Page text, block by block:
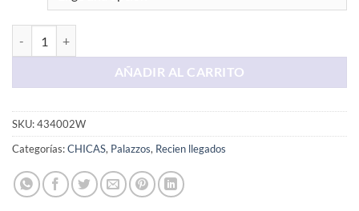
AÑADIR AL CARRITO
SKU:434002W
Categorías:CHICAS, Palazzos, Recien llegados